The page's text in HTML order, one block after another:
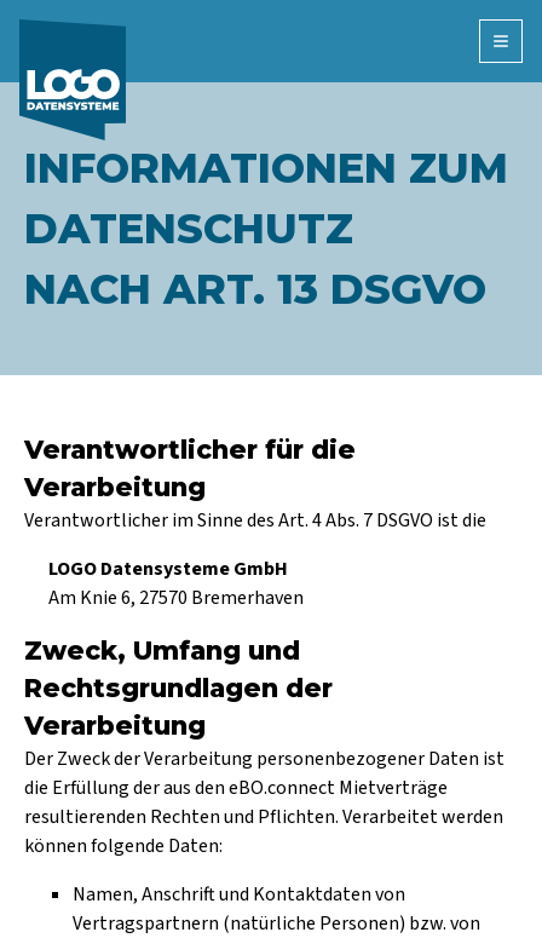
INFORMATIONEN ZUM
DATENSCHUTZ
NACH ART. 13 DSGVO
Verantwortlicher für die
Verarbeitung
Verantwortlicher im Sinne des Art. 4 Abs. 7 DSGVO ist die
LOGO Datensysteme GmbH
Am Knie 6, 27570 Bremerhaven
Zweck, Umfang und
Rechtsgrundlagen der
Verarbeitung
Der Zweck der Verarbeitung personenbezogener Daten ist
die Erfüllung der aus den eBO.connect Mietverträge
resultierenden Rechten und Pflichten. Verarbeitet werden
können folgende Daten:
Namen, Anschrift und Kontaktdaten von
Vertragspartnern (natürliche Personen) bzw. von